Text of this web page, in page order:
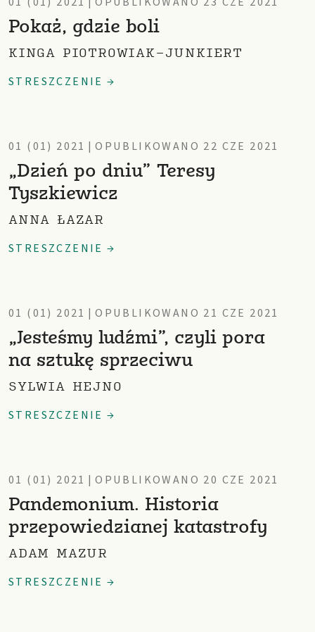
Pokaż, gdzie boli
KINGA PIOTROWIAK-JUNKIERT
STRESZCZENIE →
01 (01) 2021 | OPUBLIKOWANO 22 CZE 2021
„Dzień po dniu” Teresy
Tyszkiewicz
ANNA ŁAZAR
STRESZCZENIE →
01 (01) 2021 | OPUBLIKOWANO 21 CZE 2021
„Jesteśmy ludźmi”, czyli pora
na sztukę sprzeciwu
SYLWIA HEJNO
STRESZCZENIE →
01 (01) 2021 | OPUBLIKOWANO 20 CZE 2021
Pandemonium. Historia
przepowiedzianej katastrofy
ADAM MAZUR
STRESZCZENIE →